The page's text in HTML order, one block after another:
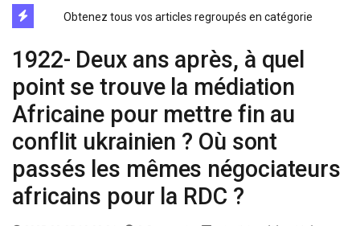
Obtenez tous vos articles regroupés en catégorie
1922- Deux ans après, à quel
point se trouve la médiation
Africaine pour mettre fin au
conflit ukrainien ? Où sont
passés les mêmes négociateurs
africains pour la RDC ?